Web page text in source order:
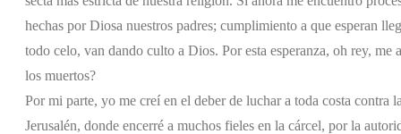
hechas por Diosa nuestros padres; cumplimiento a que esperan
todo celo, van dando culto a Dios. Por esta esperanza, oh rey,
los muertos?
Por mi parte, yo me creí en el deber de luchar a toda costa contra
Jerusalén, donde encerré a muchos fieles en la cárcel, por la